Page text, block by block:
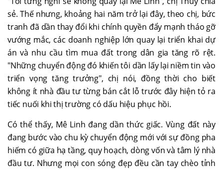
sẻ. Thế nhưng, khoảng hai năm trở lại đây, theo chị, bức
tranh đã dần thay đổi khi chính quyền đẩy mạnh tháo gỡ
vướng mắc, các doanh nghiệp lớn quay lại triển khai dự
án và nhu cầu tìm mua đất trong dân gia tăng rõ rệt.
"Những chuyển động đó khiến tôi dần lấy lại niềm tin vào
triển vọng tăng trưởng", chị nói, đồng thời cho biết
không ít nhà đầu tư từng bán cắt lỗ trước đây hiện tỏ ra
tiếc nuối khi thị trường có dấu hiệu phục hồi.
Có thể thấy, Mê Linh đang dần thức giấc. Vùng đất này
đang bước vào chu kỳ chuyển động mới với sự đồng pha
hiếm có giữa hạ tầng, quy hoạch, dòng vốn và tâm lý nhà
đầu tư. Nhưng mọi con sóng đẹp đều cần tay chèo tỉnh